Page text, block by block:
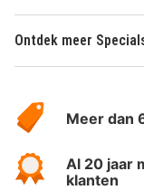
Ontdek meer
HotelSpecials
Meer dan
Al 20 jaar
klanten